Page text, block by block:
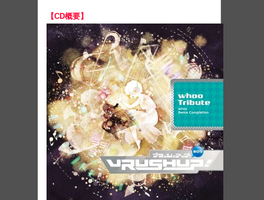
【CD概要】